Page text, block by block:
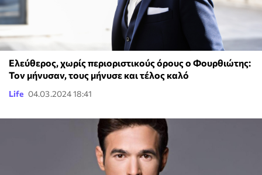
Ελεύθερος, χωρίς περιοριστικούς όρους ο Φουρθιώτης:
Τον μήνυσαν, τους μήνυσε και τέλος καλό
Life 04.03.2024 18:41